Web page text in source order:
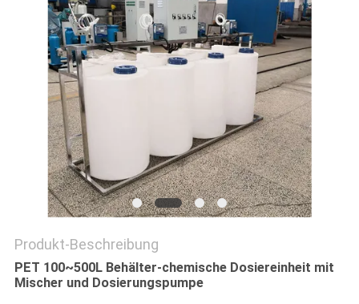
PRIVACY
POLICY
Produkt-Beschreibung
PET 100~500L Behälter-chemische Dosiereinheit mit
Mischer und Dosierungspumpe